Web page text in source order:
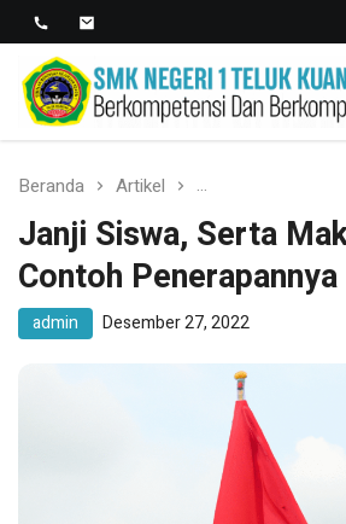
SMK NEGERI 1 TELUK
KUANTAN
Berkopetensi Dan Berkompetisi
Beranda Artikel Janji Siswa,
Janji Siswa, Serta
Contoh Penerapannya
admin Desember 27, 2022